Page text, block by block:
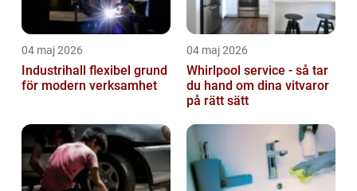
04 maj 2026
Industrihall flexibel grund
för modern verksamhet
04 maj 2026
Whirlpool service - så tar
du hand om dina vitvaror
på rätt sätt